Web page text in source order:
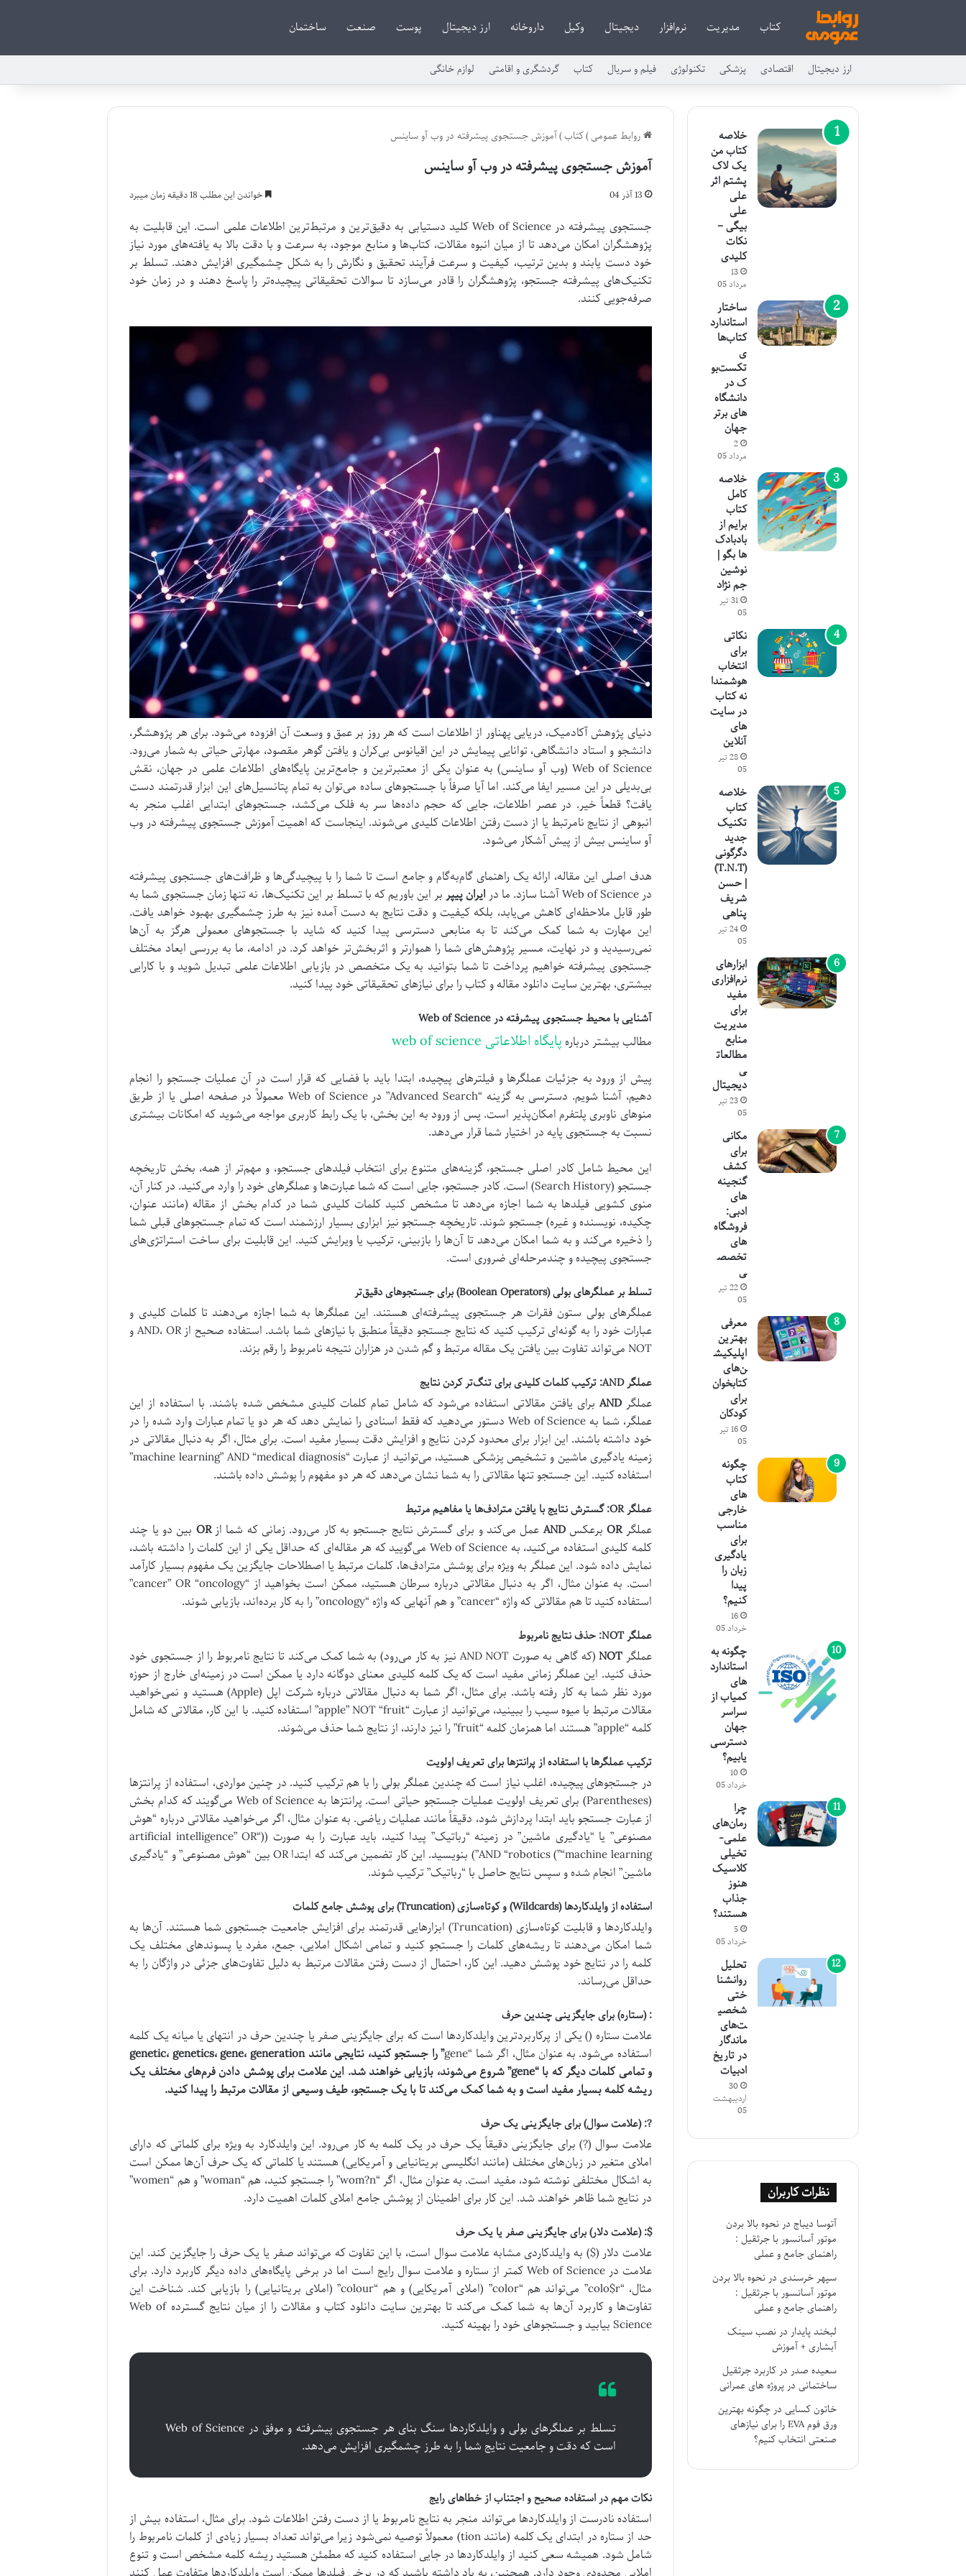
کتاب مدیریت نرم‌افزار دیجیتال وکیل داروخانه ارز دیجیتال پوست صنعت ساختمان
ارز دیجیتال اقتصادی پزشکی تکنولوژی فیلم و سریال کتاب گردشگری و اقامتی لوازم خانگی
روابط عمومی)کتاب)آموزش جستجوی پیشرفته در وب آو ساینس
آموزش جستجوی پیشرفته در وب آو ساینس
13 آذر 04 خواندن این مطلب 18 دقیقه زمان میبرد
جستجوی پیشرفته در Web of Science کلید دستیابی به دقیق‌ترین و مرتبط‌ترین اطلاعات علمی است. این قابلیت به
پژوهشگران امکان می‌دهد تا از میان انبوه مقالات، کتاب‌ها و منابع موجود، به سرعت و با دقت بالا به یافته‌های مورد نیاز
خود دست یابند و بدین ترتیب، کیفیت و سرعت فرآیند تحقیق و نگارش را به شکل چشمگیری افزایش دهند. تسلط بر
تکنیک‌های پیشرفته جستجو، پژوهشگران را قادر می‌سازد تا سوالات تحقیقاتی پیچیده‌تر را پاسخ دهند و در زمان خود
صرفه‌جویی کنند.
دنیای پژوهش آکادمیک، دریایی پهناور از اطلاعات است که هر روز بر عمق و وسعت آن افزوده می‌شود. برای هر پژوهشگر،
دانشجو و استاد دانشگاهی، توانایی پیمایش در این اقیانوس بی‌کران و یافتن گوهر مقصود، مهارتی حیاتی به شمار می‌رود.
Web of Science (وب آو ساینس) به عنوان یکی از معتبرترین و جامع‌ترین پایگاه‌های اطلاعات علمی در جهان، نقش
بی‌بدیلی در این مسیر ایفا می‌کند. اما آیا صرفاً با جستجوهای ساده می‌توان به تمام پتانسیل‌های این ابزار قدرتمند دست
یافت؟ قطعاً خیر. در عصر اطلاعات، جایی که حجم داده‌ها سر به فلک می‌کشد، جستجوهای ابتدایی اغلب منجر به
انبوهی از نتایج نامرتبط یا از دست رفتن اطلاعات کلیدی می‌شوند. اینجاست که اهمیت آموزش جستجوی پیشرفته در وب
آو ساینس بیش از پیش آشکار می‌شود.
هدف اصلی این مقاله، ارائه یک راهنمای گام‌به‌گام و جامع است تا شما را با پیچیدگی‌ها و ظرافت‌های جستجوی پیشرفته
در Web of Science آشنا سازد. ما در
ایران پیپربر این باوریم که با تسلط بر این تکنیک‌ها، نه تنها زمان جستجوی شما به
طور قابل ملاحظه‌ای کاهش می‌یابد، بلکه کیفیت و دقت نتایج به دست آمده نیز به طرز چشمگیری بهبود خواهد یافت.
این مهارت به شما کمک می‌کند تا به منابعی دسترسی پیدا کنید که شاید با جستجوهای معمولی هرگز به آن‌ها
نمی‌رسیدید و در نهایت، مسیر پژوهش‌های شما را هموارتر و اثربخش‌تر خواهد کرد. در ادامه، ما به بررسی ابعاد مختلف
جستجوی پیشرفته خواهیم پرداخت تا شما بتوانید به یک متخصص در بازیابی اطلاعات علمی تبدیل شوید و با کارایی
بیشتری، بهترین سایت دانلود مقاله و کتاب را برای نیازهای تحقیقاتی خود پیدا کنید.
آشنایی با محیط جستجوی پیشرفته در Web of Science
مطالب بیشتر دربارهپایگاه اطلاعاتی web of science
پیش از ورود به جزئیات عملگرها و فیلترهای پیچیده، ابتدا باید با فضایی که قرار است در آن عملیات جستجو را انجام
دهیم، آشنا شویم. دسترسی به گزینه “Advanced Search” در Web of Science معمولاً در صفحه اصلی یا از طریق
منوهای ناوبری پلتفرم امکان‌پذیر است. پس از ورود به این بخش، با یک رابط کاربری مواجه می‌شوید که امکانات بیشتری
نسبت به جستجوی پایه در اختیار شما قرار می‌دهد.
این محیط شامل کادر اصلی جستجو، گزینه‌های متنوع برای انتخاب فیلدهای جستجو، و مهم‌تر از همه، بخش تاریخچه
جستجو (Search History) است. کادر جستجو، جایی است که شما عبارت‌ها و عملگرهای خود را وارد می‌کنید. در کنار آن،
منوی کشویی فیلدها به شما اجازه می‌دهد تا مشخص کنید کلمات کلیدی شما در کدام بخش از مقاله (مانند عنوان،
چکیده، نویسنده و غیره) جستجو شوند. تاریخچه جستجو نیز ابزاری بسیار ارزشمند است که تمام جستجوهای قبلی شما
را ذخیره می‌کند و به شما امکان می‌دهد تا آن‌ها را بازبینی، ترکیب یا ویرایش کنید. این قابلیت برای ساخت استراتژی‌های
جستجوی پیچیده و چندمرحله‌ای ضروری است.
تسلط بر عملگرهای بولی (Boolean Operators) برای جستجوهای دقیق‌تر
عملگرهای بولی ستون فقرات هر جستجوی پیشرفته‌ای هستند. این عملگرها به شما اجازه می‌دهند تا کلمات کلیدی و
عبارات خود را به گونه‌ای ترکیب کنید که نتایج جستجو دقیقاً منطبق با نیازهای شما باشد. استفاده صحیح از AND، OR و
NOT می‌تواند تفاوت بین یافتن یک مقاله مرتبط و گم شدن در هزاران نتیجه نامربوط را رقم بزند.
عملگر AND: ترکیب کلمات کلیدی برای تنگ‌تر کردن نتایج
عملگرAND برای یافتن مقالاتی استفاده می‌شود که شامل تمام کلمات کلیدی مشخص شده باشند. با استفاده از این
عملگر، شما به Web of Science دستور می‌دهید که فقط اسنادی را نمایش دهد که هر دو یا تمام عبارات وارد شده را در
خود داشته باشند. این ابزار برای محدود کردن نتایج و افزایش دقت بسیار مفید است. برای مثال، اگر به دنبال مقالاتی در
زمینه یادگیری ماشین و تشخیص پزشکی هستید، می‌توانید از عبارت “machine learning” AND “medical diagnosis”
استفاده کنید. این جستجو تنها مقالاتی را به شما نشان می‌دهد که هر دو مفهوم را پوشش داده باشند.
عملگر OR: گسترش نتایج با یافتن مترادف‌ها یا مفاهیم مرتبط
عملگرORبرعکسAND عمل می‌کند و برای گسترش نتایج جستجو به کار می‌رود. زمانی که شما ازOR بین دو یا چند
کلمه کلیدی استفاده می‌کنید، به Web of Science می‌گویید که هر مقاله‌ای که حداقل یکی از این کلمات را داشته باشد،
نمایش داده شود. این عملگر به ویژه برای پوشش مترادف‌ها، کلمات مرتبط یا اصطلاحات جایگزین یک مفهوم بسیار کارآمد
است. به عنوان مثال، اگر به دنبال مقالاتی درباره سرطان هستید، ممکن است بخواهید از “cancer” OR “oncology”
استفاده کنید تا هم مقالاتی که واژه “cancer” و هم آنهایی که واژه “oncology” را به کار برده‌اند، بازیابی شوند.
عملگر NOT: حذف نتایج نامربوط
عملگر NOT
(که گاهی به صورت AND NOT نیز به کار می‌رود) به شما کمک می‌کند تا نتایج نامربوط را از جستجوی خود
حذف کنید. این عملگر زمانی مفید است که یک کلمه کلیدی معنای دوگانه دارد یا ممکن است در زمینه‌ای خارج از حوزه
مورد نظر شما به کار رفته باشد. برای مثال، اگر شما به دنبال مقالاتی درباره شرکت اپل (Apple) هستید و نمی‌خواهید
مقالات مرتبط با میوه سیب را ببینید، می‌توانید از عبارت “apple” NOT “fruit” استفاده کنید. با این کار، مقالاتی که شامل
کلمه “apple” هستند اما همزمان کلمه “fruit” را نیز دارند، از نتایج شما حذف می‌شوند.
ترکیب عملگرها با استفاده از پرانتزها برای تعریف اولویت
در جستجوهای پیچیده، اغلب نیاز است که چندین عملگر بولی را با هم ترکیب کنید. در چنین مواردی، استفاده از پرانتزها
(Parentheses) برای تعریف اولویت عملیات جستجو حیاتی است. پرانتزها به Web of Science می‌گویند که کدام بخش
از عبارت جستجو باید ابتدا پردازش شود، دقیقاً مانند عملیات ریاضی. به عنوان مثال، اگر می‌خواهید مقالاتی درباره “هوش
مصنوعی” یا “یادگیری ماشین” در زمینه “رباتیک” پیدا کنید، باید عبارت را به صورت ((“artificial intelligence” OR
“machine learning”) AND “robotics”) بنویسید. این کار تضمین می‌کند که ابتدا OR بین “هوش مصنوعی” و “یادگیری
ماشین” انجام شده و سپس نتایج حاصل با “رباتیک” ترکیب شوند.
استفاده از وایلدکاردها (Wildcards) و کوتاه‌سازی (Truncation) برای پوشش جامع کلمات
وایلدکاردها و قابلیت کوتاه‌سازی (Truncation) ابزارهایی قدرتمند برای افزایش جامعیت جستجوی شما هستند. آن‌ها به
شما امکان می‌دهند تا ریشه‌های کلمات را جستجو کنید و تمامی اشکال املایی، جمع، مفرد یا پسوندهای مختلف یک
کلمه را در نتایج خود پوشش دهید. این کار، احتمال از دست رفتن مقالات مرتبط به دلیل تفاوت‌های جزئی در واژگان را به
حداقل می‌رساند.
: (ستاره) برای جایگزینی چندین حرف
علامت ستاره () یکی از پرکاربردترین وایلدکاردها است که برای جایگزینی صفر یا چندین حرف در انتهای یا میانه یک کلمه
استفاده می‌شود. به عنوان مثال، اگر شما “gene
” را جستجو کنید، نتایجی مانند genetic، genetics، gene، generation
و تمامی کلمات دیگر که با “gene” شروع می‌شوند، بازیابی خواهند شد. این علامت برای پوشش دادن فرم‌های مختلف یک
ریشه کلمه بسیار مفید است و به شما کمک می‌کند تا با یک جستجو، طیف وسیعی از مقالات مرتبط را پیدا کنید.
?: (علامت سوال) برای جایگزینی یک حرف
علامت سوال (?) برای جایگزینی دقیقاً یک حرف در یک کلمه به کار می‌رود. این وایلدکارد به ویژه برای کلماتی که دارای
املای متغیر در زبان‌های مختلف (مانند انگلیسی بریتانیایی و آمریکایی) هستند یا کلماتی که یک حرف آن‌ها ممکن است
به اشکال مختلفی نوشته شود، مفید است. به عنوان مثال، اگر “wom?n” را جستجو کنید، هم “woman” و هم “women”
در نتایج شما ظاهر خواهند شد. این کار برای اطمینان از پوشش جامع املای کلمات اهمیت دارد.
$: (علامت دلار) برای جایگزینی صفر یا یک حرف
علامت دلار ($) به وایلدکاردی مشابه علامت سوال است، با این تفاوت که می‌تواند صفر یا یک حرف را جایگزین کند. این
علامت در Web of Science کمتر از ستاره و علامت سوال رایج است اما در برخی پایگاه‌های داده دیگر کاربرد دارد. برای
مثال، “colo$r” می‌تواند هم “color” (املای آمریکایی) و هم “colour” (املای بریتانیایی) را بازیابی کند. شناخت این
تفاوت‌ها و کاربرد آن‌ها به شما کمک می‌کند تا بهترین سایت دانلود کتاب و مقالات را از میان نتایج گسترده Web of
Science بیابید و جستجوهای خود را بهینه کنید.
تسلط بر عملگرهای بولی و وایلدکاردها سنگ بنای هر جستجوی پیشرفته و موفق در Web of Science
است که دقت و جامعیت نتایج شما را به طرز چشمگیری افزایش می‌دهد.
نکات مهم در استفاده صحیح و اجتناب از خطاهای رایج
استفاده نادرست از وایلدکاردها می‌تواند منجر به نتایج نامربوط یا از دست رفتن اطلاعات شود. برای مثال، استفاده بیش از
حد از ستاره در ابتدای یک کلمه (مانند tion) معمولاً توصیه نمی‌شود زیرا می‌تواند تعداد بسیار زیادی از کلمات نامربوط را
شامل شود. همیشه سعی کنید از وایلدکاردها در جایی استفاده کنید که مطمئن هستید ریشه کلمه مشخص است و تنوع
خلاصه
کتاب من
یک لاک
پشتم اثر
علی
علی
بیگی –
نکات
کلیدی
13
مرداد 05
ساختار
استاندارد
کتاب‌ها
ی
تکست‌بو
ک در
دانشگاه‌
های برتر
جهان
2
مرداد 05
خلاصه
کامل
کتاب
برایم از
بادبادک
ها بگو |
نوشین
جم نژاد
31 تیر
05
نکاتی
برای
انتخاب
هوشمندا
نه کتاب
در سایت
های
آنلاین
28 تیر
05
خلاصه
کتاب
تکنیک
جدید
دگرگونی
(T.N.T)
| حسن
شریف
پناهی
24 تیر
05
ابزارهای
نرم‌افزاری
مفید
برای
مدیریت
منابع
مطالعات
ی
دیجیتال
23 تیر
05
مکانی
برای
کشف
گنجینه
های
ادبی:
فروشگاه
های
تخصص
ی
22 تیر
05
معرفی
بهترین
اپلیکیش
ن‌های
کتابخوان
برای
کودکان
16 تیر
05
چگونه
کتاب
های
خارجی
مناسب
برای
یادگیری
زبان را
پیدا
کنیم؟
16
خرداد 05
چگونه به
استاندارد
های
کمیاب از
سراسر
جهان
دسترسی
یابیم؟
10
خرداد 05
چرا
رمان‌های
علمی-
تخیلی
کلاسیک
هنوز
جذاب
هستند؟
5
خرداد 05
تحلیل
روانشنا
ختی
شخصی
ت‌های
ماندگار
در تاریخ
ادبیات
30
اردیبهشت
05
نظرات کاربران
آتوسا دیباج درنحوه بالا بردن
موتور آسانسور با جرثقیل :
راهنمای جامع و عملی
سپهر خرسندی درنحوه بالا بردن
موتور آسانسور با جرثقیل :
راهنمای جامع و عملی
لبخند پایدار درنصب سینک
آبشاری + آموزش
سعیده صدر درکاربرد جرثقیل
ساختمانی در پروژه های عمرانی
خاتون کسایی درچگونه بهترین
ورق فوم EVA را برای نیازهای
صنعتی انتخاب کنیم؟